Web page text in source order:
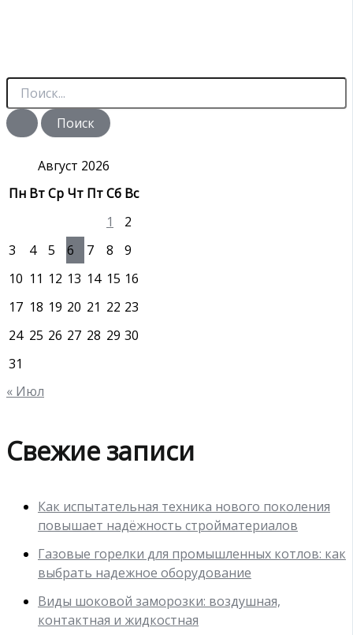
П
и
с
Август 2026
Пн ВтСр Чт ПтСб Вс
1
2
3
4 5 6 7 8
9
10 11 12 13 14 15 16
17 18 19 20 21 22 23
24 25 26 27 28 29 30
31
« Июл
Свежие записи
Как испытательная техника нового поколения
повышает надёжность стройматериалов
Газовые горелки для промышленных котлов: как
выбрать надежное оборудование
Виды шоковой заморозки: воздушная,
контактная и жидкостная